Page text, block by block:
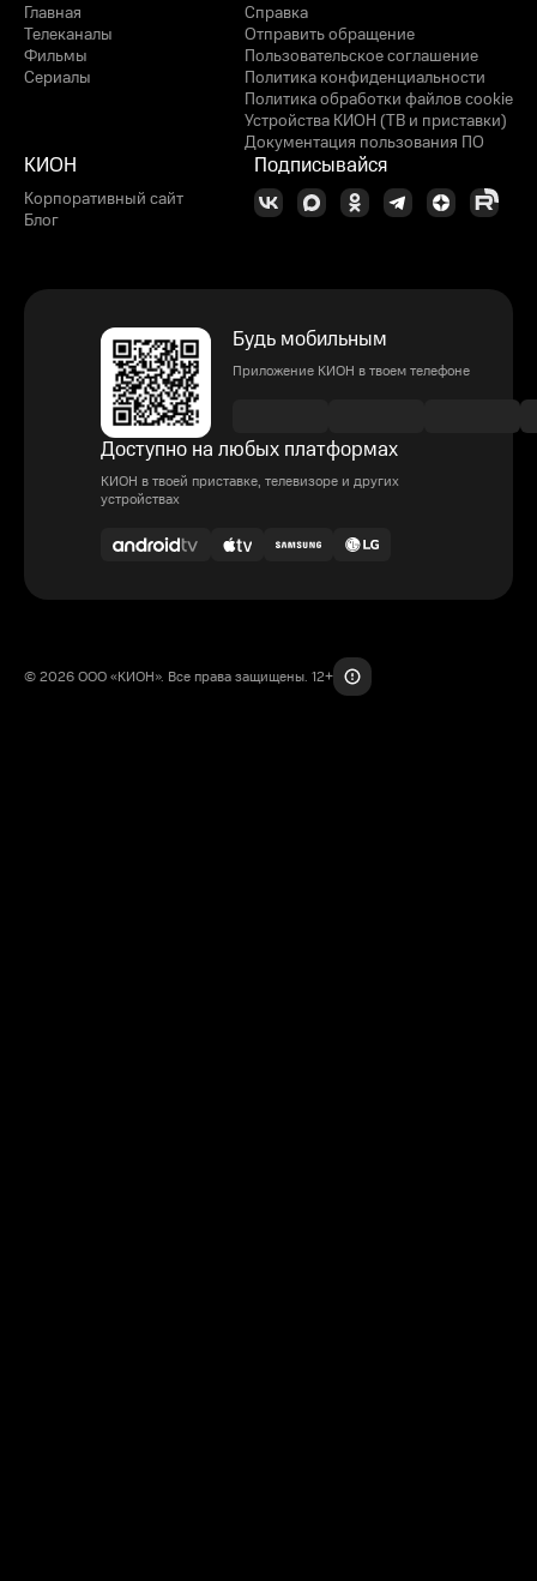
Главная
Телеканалы
Фильмы
Сериалы
Справка
Отправить обращение
Пользовательское соглашение
Политика конфиденциальности
Политика обработки файлов cookie
Устройства КИОН (ТВ и приставки)
Документация пользования ПО
КИОН
Корпоративный сайт
Блог
Подписывайся
Будь мобильным
Приложение КИОН в твоем телефоне
Доступно на любых платформах
КИОН в твоей приставке, телевизоре и других
устройствах
© 2026 ООО «КИОН». Все права защищены. 12+